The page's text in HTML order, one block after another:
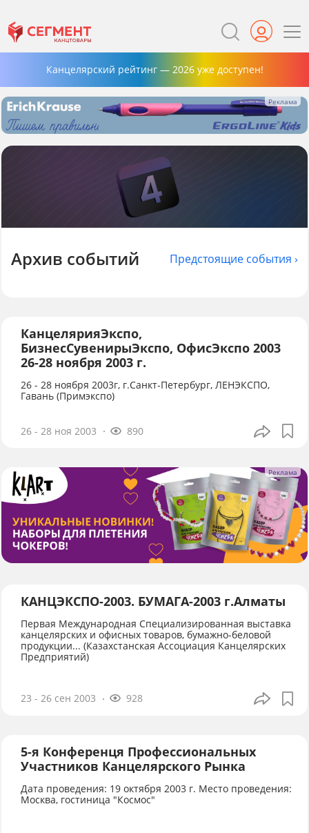
Канцелярский рейтинг — 2026 уже доступен!
Архив событий Предстоящие события ›
КанцелярияЭкспо,
БизнесСувенирыЭкспо, ОфисЭкспо 2003
26-28 ноября 2003 г.
26 - 28 ноября 2003г, г.Санкт-Петербург, ЛЕНЭКСПО,
Гавань (Примэкспо)
26 - 28 ноя 2003 890
КАНЦЭКСПО-2003. БУМАГА-2003 г.Алматы
Первая Международная Специализированная выставка
канцелярских и офисных товаров, бумажно-беловой
продукции... (Казахстанская Ассоциация Канцелярских
Предприятий)
23 - 26 сен 2003 928
5-я Конференця Профессиональных
Участников Канцелярского Рынка
Дата проведения: 19 октября 2003 г. Место проведения:
Москва, гостиница "Космос"